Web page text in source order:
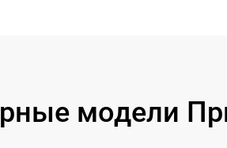
модели